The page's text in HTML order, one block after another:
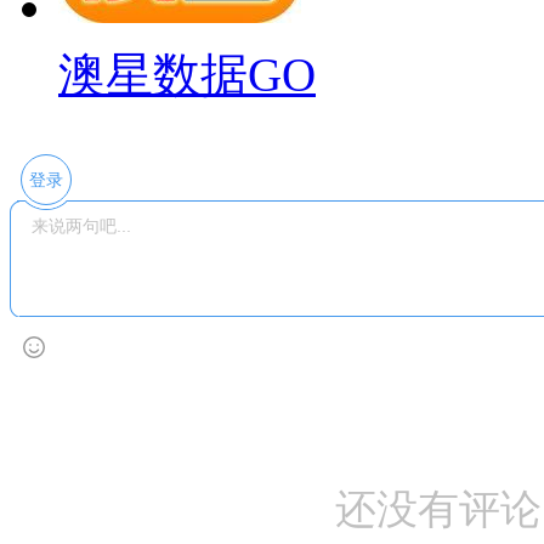
澳星数据GO
登录
还没有评